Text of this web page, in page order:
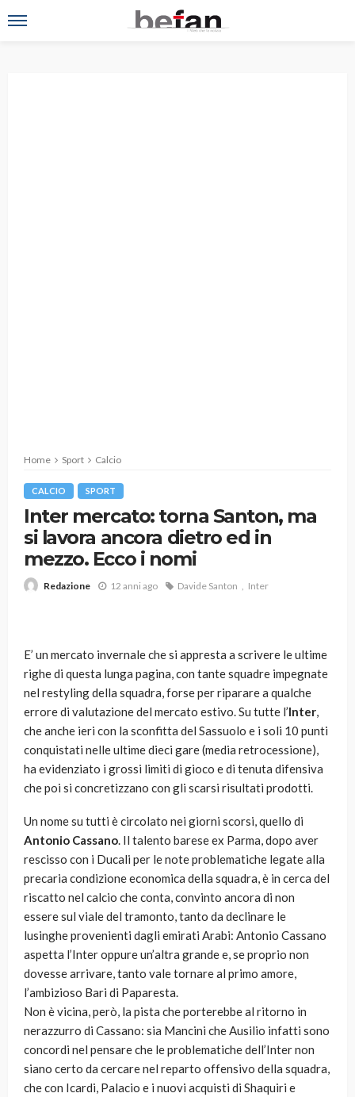
Home Sport Calcio
CALCIO SPORT
Inter mercato: torna Santon, ma
si lavora ancora dietro ed in
mezzo. Ecco i nomi
Redazione 12 anni ago Davide Santon Inter
E’ un mercato invernale che si appresta a scrivere le ultime
righe di questa lunga pagina, con tante squadre impegnate
nel restyling della squadra, forse per riparare a qualche
errore di valutazione del mercato estivo. Su tutte l’Inter,
che anche ieri con la sconfitta del Sassuolo e i soli 10 punti
conquistati nelle ultime dieci gare (media retrocessione),
ha evidenziato i grossi limiti di gioco e di tenuta difensiva
che poi si concretizzano con gli scarsi risultati prodotti.
Un nome su tutti è circolato nei giorni scorsi, quello di
Antonio Cassano. Il talento barese ex Parma, dopo aver
rescisso con i Ducali per le note problematiche legate alla
precaria condizione economica della squadra, è in cerca del
riscatto nel calcio che conta, convinto ancora di non
essere sul viale del tramonto, tanto da declinare le
lusinghe provenienti dagli emirati Arabi: Antonio Cassano
aspetta l’Inter oppure un’altra grande e, se proprio non
dovesse arrivare, tanto vale tornare al primo amore,
l’ambizioso Bari di Paparesta.
Non è vicina, però, la pista che porterebbe al ritorno in
nerazzurro di Cassano: sia Mancini che Ausilio infatti sono
concordi nel pensare che le problematiche dell’Inter non
siano certo da cercare nel reparto offensivo della squadra,
che con Icardi, Palacio e i nuovi acquisti di Shaquiri e